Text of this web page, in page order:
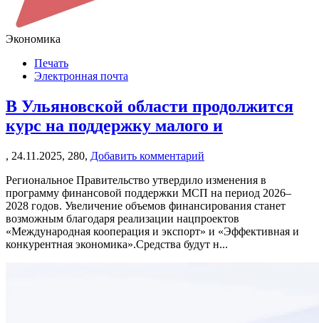
Экономика
Печать
Электронная почта
В Ульяновской области продолжится
курс на поддержку малого и
, 24.11.2025, 280, Добавить комментарий
Региональное Правительство утвердило изменения в
программу финансовой поддержки МСП на период 2026–
2028 годов. Увеличение объемов финансирования станет
возможным благодаря реализации нацпроектов
«Международная кооперация и экспорт» и «Эффективная и
конкурентная экономика».Средства будут н...